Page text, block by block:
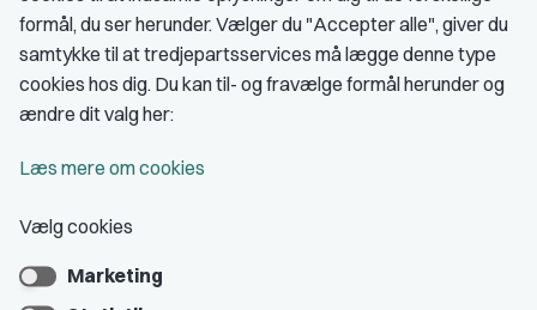
Medlemskab
Fordele som medlem
Kontingent
Bliv medlem
formål, du ser herunder. Vælger du "Accepter alle", giver du
samtykke til at tredjepartsservices må lægge denne type
cookies hos dig. Du kan til- og fravælge formål herunder og
ændre dit valg her:
Læs mere om cookies
Vælg cookies
Marketing